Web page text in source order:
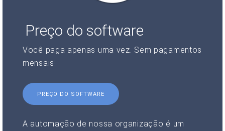
Preço do software
Você paga apenas uma vez. Sem pagamentos
mensais!
PREÇO DO SOFTWARE
A automação de nossa organização é um